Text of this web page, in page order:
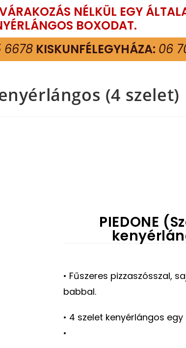
NÉLKÜL EGY
BOXODAT.
6678 KISKUNFÉLEGYHÁZA: 06
(4 szelet)
PIEDONE
• Fűszeres pizzaszósszal,
babbal.
• 4 szelet kenyérlángos
•